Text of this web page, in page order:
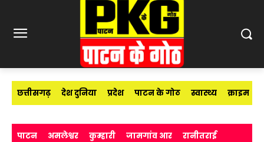
छत्तीसगढ़ देश दुनिया प्रदेश पाटन के गोठ स्वास्थ्य क्राइम
पाटन अमलेश्वर कुम्हारी जामगांव आर रानीतराई